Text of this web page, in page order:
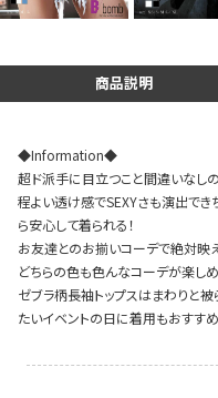
商品説明
◆Information◆
超ド派手に目立つこと間違いなしの
程よい透け感でSEXYさも演出で
ら安心して着られる！
お友達とのお揃いコーデで絶対映
どちらの色も色んなコーデが楽
ゼブラ柄長袖トップスはまわりと
たいイベントの日に着用もおすすめ